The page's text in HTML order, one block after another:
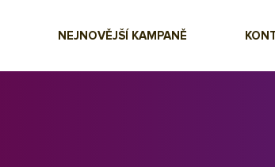
NEJNOVĚJŠÍ KAMPANĚ